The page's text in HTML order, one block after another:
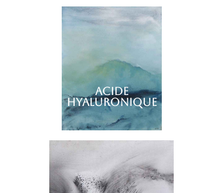
ACIDE
HYALURONIQUE